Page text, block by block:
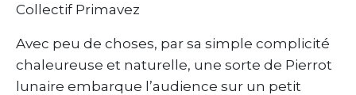
Collectif Primavez
Avec peu de choses, par sa simple complicité
chaleureuse et naturelle, une sorte de Pierrot
lunaire embarque l’audience sur un petit